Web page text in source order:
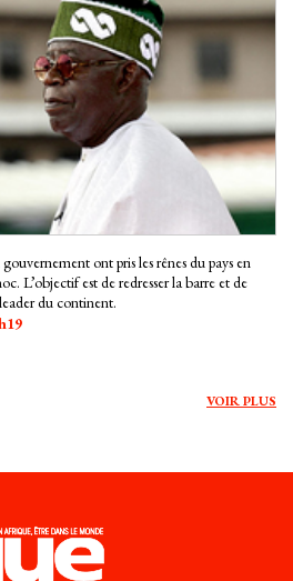
ont pris les rênes du pays en
L’objectif est de redresser la barre et de
du continent.
VOIR PLUS